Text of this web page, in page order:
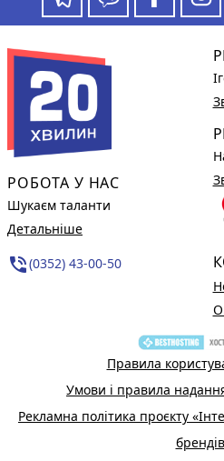
РОБОТА У НАС
Шукаєм таланти
Детальніше
phone_in_talk(0352) 43-00-50
Правила
Умови і правила
Рекламна політика проєкту